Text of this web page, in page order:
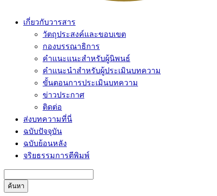
เกี่ยวกับวารสาร
วัตถุประสงค์และขอบเขต
กองบรรณาธิการ
คำแนะแนะสำหรับผู้นิพนธ์
คำแนะนำสำหรับผู้ประเมินบทความ
ขั้นตอนการประเมินบทความ
ข่าวประกาศ
ติดต่อ
ส่งบทความที่นี่
ฉบับปัจจุบัน
ฉบับย้อนหลัง
จริยธรรมการตีพิมพ์
ค้นหา